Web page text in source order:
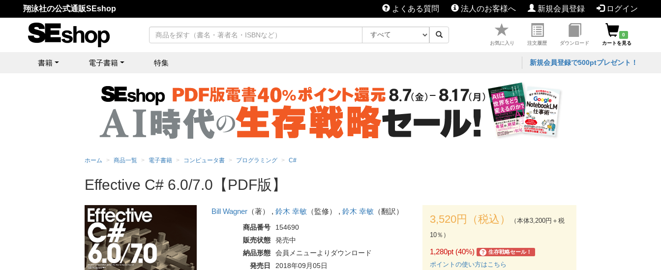
翔泳社の公式通販SEshop よくある質問 法人のお客様へ 新規会員登録 ログイン
お気に入り 注文履歴 ダウンロード
0
カートを見る
書籍 電子書籍 特集 新規会員登録で500ptプレゼント！
ホーム 商品一覧 電子書籍 コンピュータ書 プログラミング C#
Effective C# 6.0/7.0【PDF版】
Bill Wagner（著） , 鈴木 幸敏（監修） , 鈴木 幸敏（翻訳）
商品番号
154690
販売状態
発売中
納品形態
会員メニューよりダウンロード
発売日
2018年09月05日
3,520円（税込）
（本体3,200円＋税
10％）
1,280pt (40%) ? 生存戦略セール！
ポイントの使い方はこちら